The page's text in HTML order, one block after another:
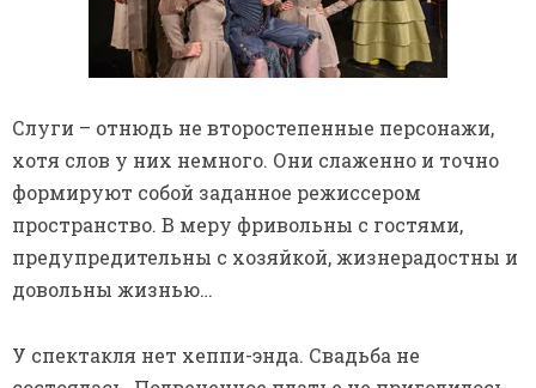
Слуги – отнюдь не второстепенные персонажи,
хотя слов у них немного. Они слаженно и точно
формируют собой заданное режиссером
пространство. В меру фривольны с гостями,
предупредительны с хозяйкой, жизнерадостны и
довольны жизнью…
У спектакля нет хеппи-энда. Свадьба не